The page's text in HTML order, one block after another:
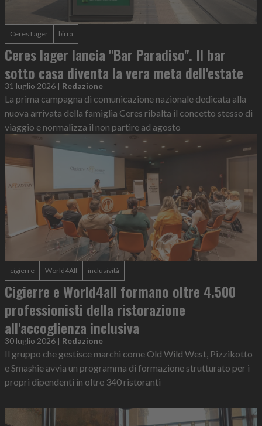
Ceres Lager birra
Ceres lager lancia "Bar Paradiso". Il bar
sotto casa diventa la vera meta dell'estate
31 luglio 2026 | Redazione
La prima campagna di comunicazione nazionale dedicata alla
nuova arrivata della famiglia Ceres ribalta il concetto stesso di
viaggio e normalizza il non partire ad agosto
cigierre World4All inclusività
Cigierre e World4all formano oltre 4.500
professionisti della ristorazione
all'accoglienza inclusiva
30 luglio 2026 | Redazione
Il gruppo che gestisce marchi come Old Wild West, Pizzikotto
e Smashie avvia un programma di formazione strutturato per i
propri dipendenti in oltre 340 ristoranti